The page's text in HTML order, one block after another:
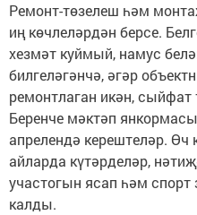
Ремонт-төзелеш һәм
иң көчлеләрдән берсе.
хезмәт куймый, намус
билгеләгәнчә, әгәр
ремонтлаган икән,
Беренче мәктәп
апрелендә керештеләр.
айларда күтәрделәр,
участогын ясап һәм спорт
калды.